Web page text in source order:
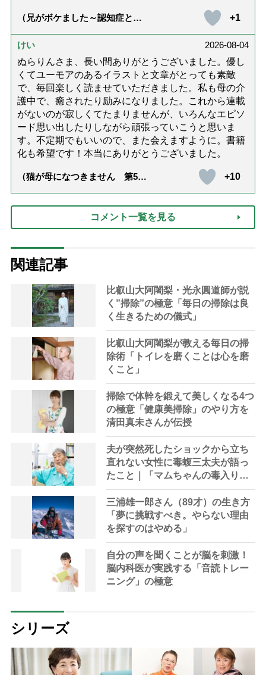
（兄がボケました～認知症と介
達』が届きました」）
+1
けい
2026-08-04
ぬらりんさま、長い間ありがとうございました。優し
くてユーモアのあるイラストと文章がとっても素敵
で、毎回楽しく読ませていただきました。私も母の介
護中で、癒されたり励みになりました。これから連載
がないのが寂しくてたまりませんが、いろんなエピソ
ード思い出したりしながら頑張っていこうと思いま
す。不定期でもいいので、また会えますように。書籍
化も希望です！本当にありがとうございました。
（猫が母になつきません 第500
+10
コメント一覧を見る
関連記事
比叡山大阿闍梨・光永圓道師が説
く”掃除”の極意「毎日の掃除は良
く生きるための儀式」
比叡山大阿闍梨が教える毎日の掃
除術「トイレを磨くことは心を磨
くこと」
掃除で体幹を鍛えて美しくなる4つ
の極意「健康美掃除」のやり方を
清田真未さんが伝授
夫が突然死したショックから立ち
直れない女性に毒蝮三太夫が語っ
たこと｜「マムちゃんの毒入り相
談室」第36回
三浦雄一郎さん（89才）の生き方
「夢に挑戦すべき。やらない理由
を探すのはやめる」
自分の声を聞くことが脳を刺激！
脳内科医が実践する「音読トレー
ニング」の極意
シリーズ